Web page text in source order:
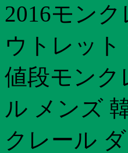
2016モン
ウトレッ
値段モンク
ル メンズ
クレール